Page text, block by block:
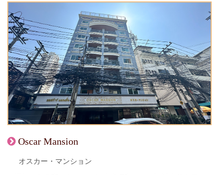
Oscar Mansion
オスカー・マンション